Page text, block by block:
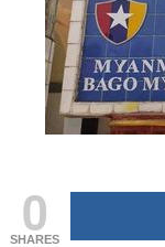
0
SHARES